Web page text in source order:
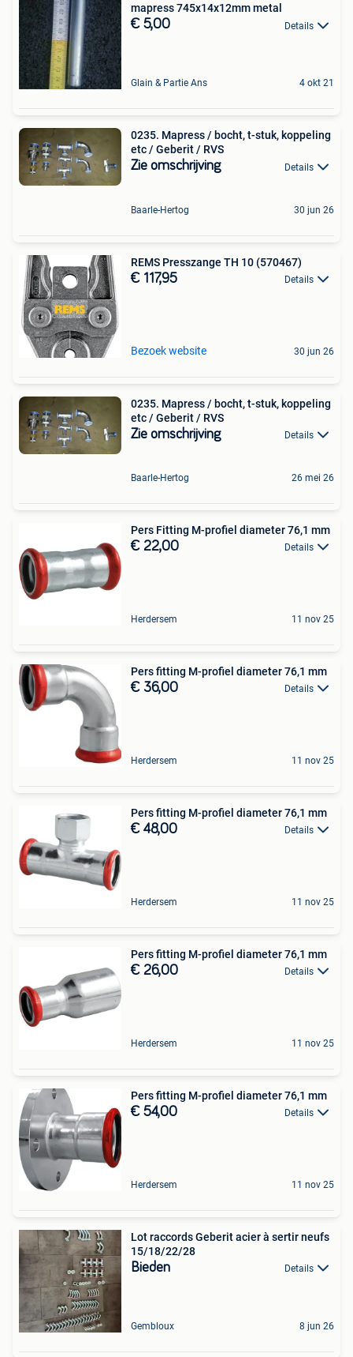
mapress 745x14x12mm metal
€ 5,00 Details
Glain & Partie Ans 4 okt 21
0235. Mapress / bocht, t-stuk, koppeling
etc / Geberit / RVS
Zie omschrijving Details
Baarle-Hertog 30 jun 26
REMS Presszange TH 10 (570467)
€ 117,95 Details
Bezoek website 30 jun 26
0235. Mapress / bocht, t-stuk, koppeling
etc / Geberit / RVS
Zie omschrijving Details
Baarle-Hertog 26 mei 26
Pers Fitting M-profiel diameter 76,1 mm
€ 22,00 Details
Herdersem 11 nov 25
Pers fitting M-profiel diameter 76,1 mm
€ 36,00 Details
Herdersem 11 nov 25
Pers fitting M-profiel diameter 76,1 mm
€ 48,00 Details
Herdersem 11 nov 25
Pers fitting M-profiel diameter 76,1 mm
€ 26,00 Details
Herdersem 11 nov 25
Pers fitting M-profiel diameter 76,1 mm
€ 54,00 Details
Herdersem 11 nov 25
Lot raccords Geberit acier à sertir neufs
15/18/22/28
Bieden Details
Gembloux 8 jun 26